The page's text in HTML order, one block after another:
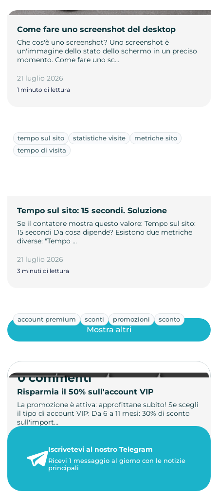
Come fare uno screenshot del desktop
Che cos'è uno screenshot? Uno screenshot è
un'immagine dello stato dello schermo in un preciso
momento. Come fare uno sc…
21 luglio 2026
1 minuto di lettura
tempo sul sito statistiche visite
metriche sito
tempo di visita
Tempo sul sito: 15 secondi. Soluzione
Se il contatore mostra questo valore: Tempo sul sito:
15 secondi Da cosa dipende? Esistono due metriche
diverse: "Tempo …
21 luglio 2026
3 minuti di lettura
account premium sconti promozioni sconto
Risparmia il 50% sull'account VIP
La promozione è attiva: approfittane subito! Se scegli
il tipo di account VIP: Da 6 a 11 mesi: 30% di sconto
sull'import…
1 minuto di lettura
Mostra altri
0 commenti
Iscrivetevi al nostro Telegram
Ricevi 1 messaggio al giorno con le notizie
principali